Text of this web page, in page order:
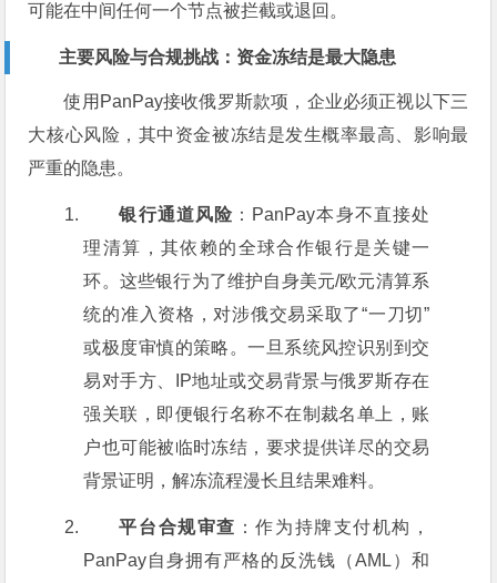
可能在中间任何一个节点被拦截或退回。
主要风险与合规挑战：资金冻结是最大隐患
使用PanPay接收俄罗斯款项，企业必须正视以下三
大核心风险，其中资金被冻结是发生概率最高、影响最
严重的隐患。
银行通道风险 ：PanPay本身不直接处
理清算，其依赖的全球合作银行是关键一
环。这些银行为了维护自身美元/欧元清算系
统的准入资格，对涉俄交易采取了“一刀切”
或极度审慎的策略。一旦系统风控识别到交
易对手方、IP地址或交易背景与俄罗斯存在
强关联，即便银行名称不在制裁名单上，账
户也可能被临时冻结，要求提供详尽的交易
背景证明，解冻流程漫长且结果难料。
平台合规审查 ：作为持牌支付机构，
PanPay自身拥有严格的反洗钱（AML）和